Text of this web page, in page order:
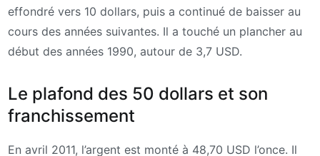
effondré vers 10 dollars, puis a continué de baisser au
cours des années suivantes. Il a touché un plancher au
début des années 1990, autour de 3,7 USD.
Le plafond des 50 dollars et son
franchissement
En avril 2011, l’argent est monté à 48,70 USD l’once. Il